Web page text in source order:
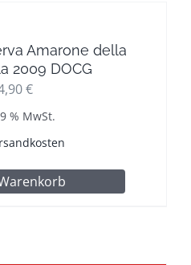
Amarone della
2009 DOCG
€
% MwSt.